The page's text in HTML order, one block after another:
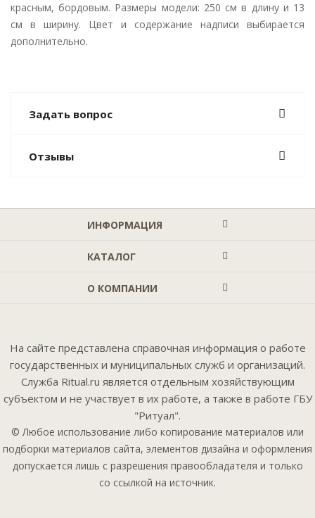
красным, бордовым. Размеры модели: 250 см в длину и 13
см в ширину. Цвет и содержание надписи выбирается
дополнительно.
Задать вопрос
Отзывы
ИНФОРМАЦИЯ
КАТАЛОГ
О КОМПАНИИ
На сайте представлена справочная информация о работе
государственных и муниципальных служб и организаций.
Служба Ritual.ru является отдельным хозяйствующим
субъектом и не участвует в их работе, а также в работе ГБУ
"Ритуал".
© Любое использование либо копирование материалов или
подборки материалов сайта, элементов дизайна и оформления
допускается лишь с разрешения правообладателя и только
со ссылкой на источник.